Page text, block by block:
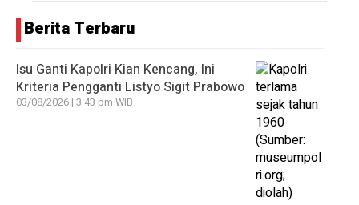
Berita Terbaru
Isu Ganti Kapolri Kian Kencang, Ini
Kriteria Pengganti Listyo Sigit Prabowo
03/08/2026 | 3:43 pm WIB